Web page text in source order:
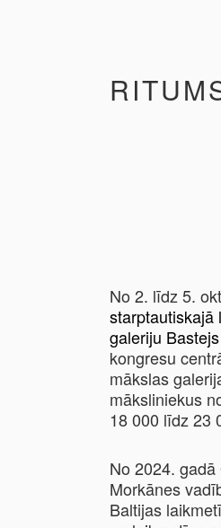
No 2. līdz 5.
starptautiskajā
galeriju Bastejs
kongresu
mākslas
māksliniekus
18 000 līdz 23
No 2024. gadā
Morkānes
Baltijas